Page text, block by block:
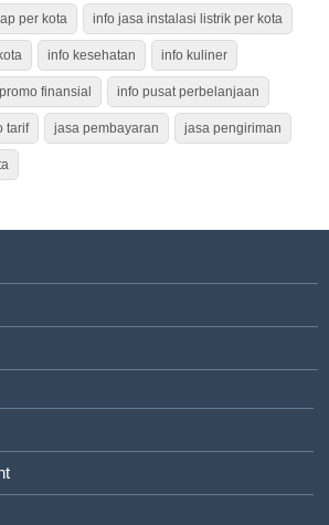
per kota info jasa instalasi listrik per kota
info kesehatan info kuliner
finansial info pusat perbelanjaan
tarif jasa pembayaran jasa pengiriman